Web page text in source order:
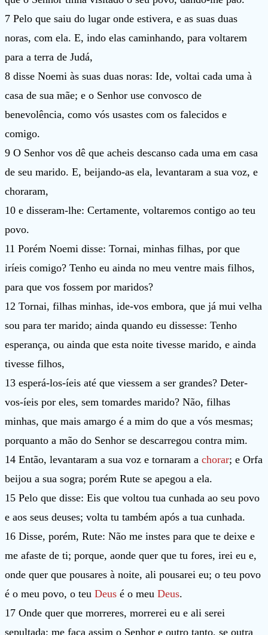
7 Pelo que saiu do lugar onde estivera, e as suas duas
noras, com ela. E, indo elas caminhando, para voltarem
para a terra de Judá,
8 disse Noemi às suas duas noras: Ide, voltai cada uma à
casa de sua mãe; e o Senhor use convosco de
benevolência, como vós usastes com os falecidos e
comigo.
9 O Senhor vos dê que acheis descanso cada uma em casa
de seu marido. E, beijando-as ela, levantaram a sua voz, e
choraram,
10 e disseram-lhe: Certamente, voltaremos contigo ao teu
povo.
11 Porém Noemi disse: Tornai, minhas filhas, por que
iríeis comigo? Tenho eu ainda no meu ventre mais filhos,
para que vos fossem por maridos?
12 Tornai, filhas minhas, ide-vos embora, que já mui velha
sou para ter marido; ainda quando eu dissesse: Tenho
esperança, ou ainda que esta noite tivesse marido, e ainda
tivesse filhos,
13 esperá-los-íeis até que viessem a ser grandes? Deter-
vos-íeis por eles, sem tomardes marido? Não, filhas
minhas, que mais amargo é a mim do que a vós mesmas;
porquanto a mão do Senhor se descarregou contra mim.
14 Então, levantaram a sua voz e tornaram a chorar; e Orfa
beijou a sua sogra; porém Rute se apegou a ela.
15 Pelo que disse: Eis que voltou tua cunhada ao seu povo
e aos seus deuses; volta tu também após a tua cunhada.
16 Disse, porém, Rute: Não me instes para que te deixe e
me afaste de ti; porque, aonde quer que tu fores, irei eu e,
onde quer que pousares à noite, ali pousarei eu; o teu povo
é o meu povo, o teu Deus é o meu Deus.
17 Onde quer que morreres, morrerei eu e ali serei
sepultada; me faça assim o Senhor e outro tanto, se outra